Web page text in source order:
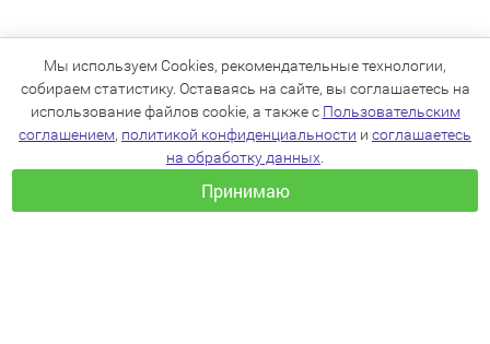
Мы используем Cookies, рекомендательные технологии,
собираем статистику. Оставаясь на сайте, вы соглашаетесь на
использование файлов cookie, а также с Пользовательским
соглашением, политикой конфиденциальности и соглашаетесь
на обработку данных
Принимаю